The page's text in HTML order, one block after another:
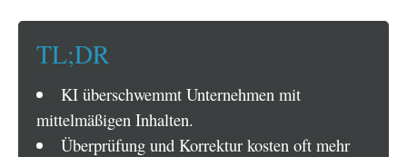
TL;DR
KI überschwemmt Unternehmen mit
mittelmäßigen Inhalten.
Überprüfung und Korrektur kosten oft mehr